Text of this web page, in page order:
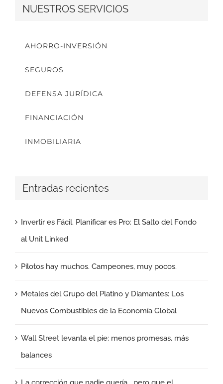
NUESTROS SERVICIOS
AHORRO-INVERSIÓN
SEGUROS
DEFENSA JURÍDICA
FINANCIACIÓN
INMOBILIARIA
Entradas recientes
Invertir es Fácil. Planificar es Pro: El Salto del Fondo
al Unit Linked
Pilotos hay muchos. Campeones, muy pocos.
Metales del Grupo del Platino y Diamantes: Los
Nuevos Combustibles de la Economía Global
Wall Street levanta el pie: menos promesas, más
balances